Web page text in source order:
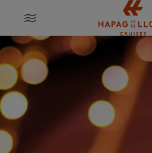
Springe zum
MENU